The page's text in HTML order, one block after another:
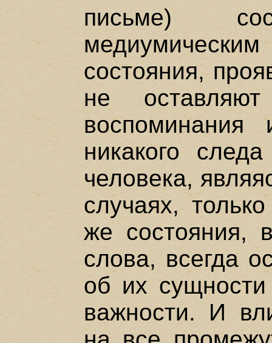
письме)
состояния,
не
никакого
человека,
случаях,
же состояния,
слова, всегда
об их сущности
важности. И